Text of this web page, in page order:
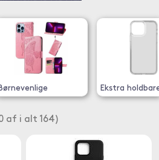
Ekstra
af i alt 164)